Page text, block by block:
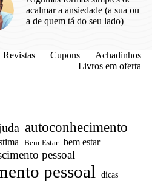
acalmar a ansiedade (a sua ou
a de quem tá do seu lado)
Revistas Cupons
Achadinhos
Livros em oferta
autoconhecimento
Bem-Estar bem estar
pessoal
pessoal dicas